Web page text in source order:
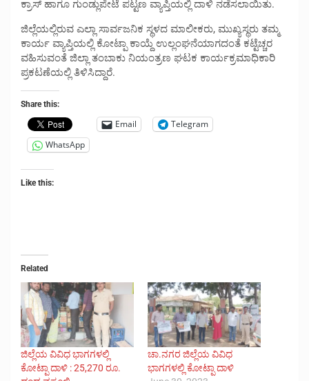
ಕ್ರಾಸ್ ಹಾಗೂ ಗುಂಡ್ಲುಪೇಟೆ ಪಟ್ಟಣ ವ್ಯಾಪ್ತಿಯಲ್ಲಿ ದಾಳಿ ನಡೆಸಲಾಯಿತು.
ಜಿಲ್ಲೆಯಲ್ಲಿರುವ ಎಲ್ಲಾ ಸಾರ್ವಜನಿಕ ಸ್ಥಳದ ಮಾಲೀಕರು, ಮುಖ್ಯಸ್ಥರು ತಮ್ಮ
ಕಾರ್ಯ ವ್ಯಾಪ್ತಿಯಲ್ಲಿ ಕೋಟ್ಪಾ ಕಾಯ್ದೆ ಉಲ್ಲಂಘನೆಯಾಗದಂತೆ ಕಟ್ಟೆಚ್ಚರ
ವಹಿಸುವಂತೆ ಜಿಲ್ಲಾ ತಂಬಾಕು ನಿಯಂತ್ರಣ ಘಟಕ ಕಾರ್ಯಕ್ರಮಾಧಿಕಾರಿ
ಪ್ರಕಟಣೆಯಲ್ಲಿ ತಿಳಿಸಿದ್ದಾರೆ.
Share this:
Email
Telegram
WhatsApp
Like this:
Related
ಜಿಲ್ಲೆಯ ವಿವಿಧ ಭಾಗಗಳಲ್ಲಿ
ಕೋಟ್ಪಾ ದಾಳಿ : 25,270 ರೂ.
ಚಾ.ನಗರ ಜಿಲ್ಲೆಯ ವಿವಿಧ
ಭಾಗಗಳಲ್ಲಿ ಕೋಟ್ಪಾ ದಾಳಿ